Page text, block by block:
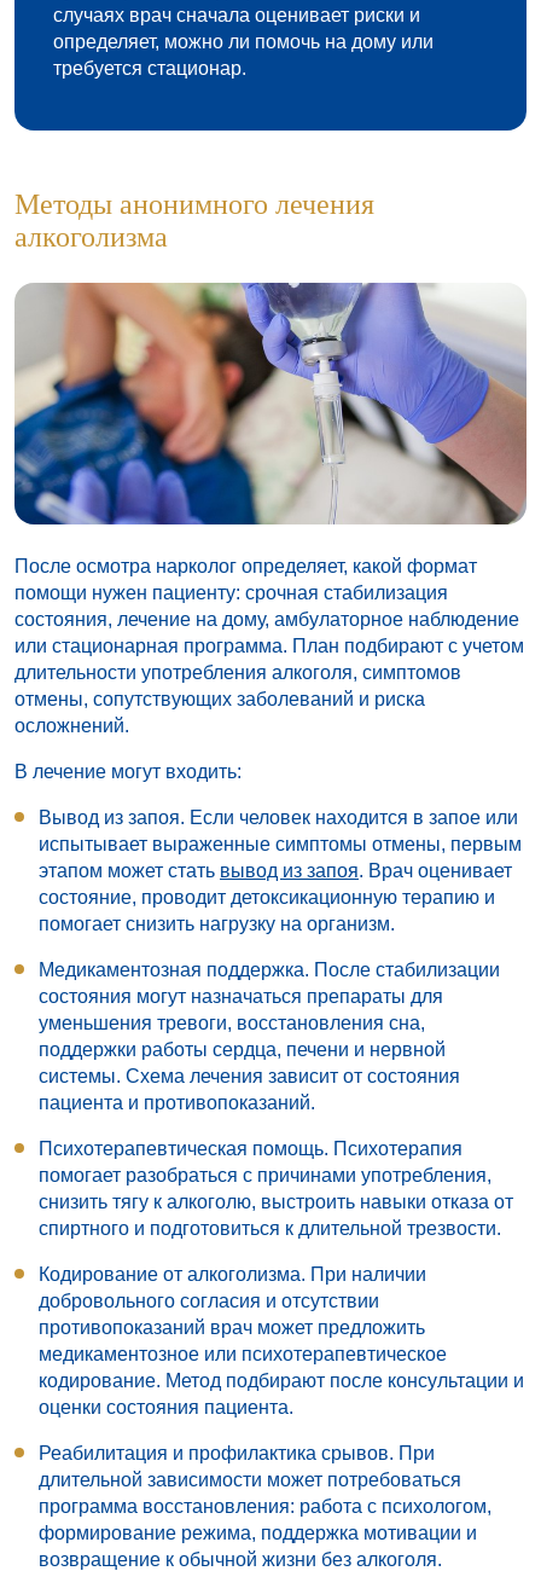
случаях врач сначала оценивает риски и
определяет, можно ли помочь на дому или
требуется стационар.
Методы анонимного лечения
алкоголизма
После осмотра нарколог определяет, какой формат
помощи нужен пациенту: срочная стабилизация
состояния, лечение на дому, амбулаторное наблюдение
или стационарная программа. План подбирают с учетом
длительности употребления алкоголя, симптомов
отмены, сопутствующих заболеваний и риска
осложнений.
В лечение могут входить:
Вывод из запоя. Если человек находится в запое или
испытывает выраженные симптомы отмены, первым
этапом может стать вывод из запоя. Врач оценивает
состояние, проводит детоксикационную терапию и
помогает снизить нагрузку на организм.
Медикаментозная поддержка. После стабилизации
состояния могут назначаться препараты для
уменьшения тревоги, восстановления сна,
поддержки работы сердца, печени и нервной
системы. Схема лечения зависит от состояния
пациента и противопоказаний.
Психотерапевтическая помощь. Психотерапия
помогает разобраться с причинами употребления,
снизить тягу к алкоголю, выстроить навыки отказа от
спиртного и подготовиться к длительной трезвости.
Кодирование от алкоголизма. При наличии
добровольного согласия и отсутствии
противопоказаний врач может предложить
медикаментозное или психотерапевтическое
кодирование. Метод подбирают после консультации и
оценки состояния пациента.
Реабилитация и профилактика срывов. При
длительной зависимости может потребоваться
программа восстановления: работа с психологом,
формирование режима, поддержка мотивации и
возвращение к обычной жизни без алкоголя.